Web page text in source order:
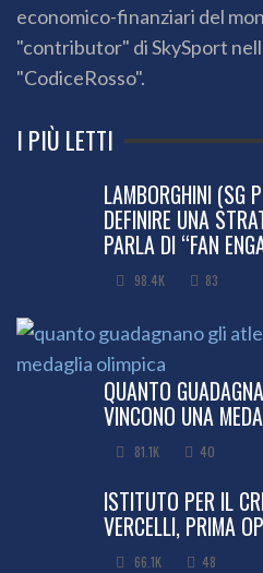
economico-finanziari del
"contributor" di SkySport
"CodiceRosso".
I PIÙ LETTI
LAMBORGHINI (SG
DEFINIRE UNA
PARLA DI “FAN
98.4K 83
QUANTO
VINCONO UNA
81.1K 40
ISTITUTO PER IL
VERCELLI, PRIMA
66.1K 48